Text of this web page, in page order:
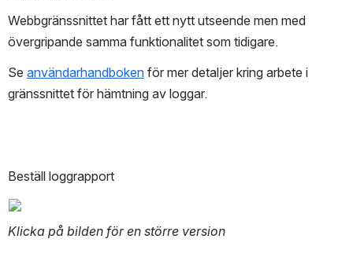
Webbgränssnittet har fått ett nytt utseende men med
övergripande samma funktionalitet som tidigare.
Se användarhandboken för mer detaljer kring arbete i
gränssnittet för hämtning av loggar.
Beställ loggrapport
Klicka på bilden för en större version